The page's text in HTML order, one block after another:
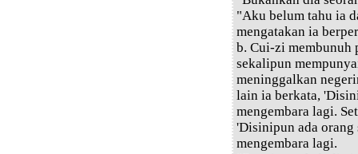
"Aku belum tahu ia
mengatakan ia
b. Cui-zi membunuh
sekalipun
meninggalkan
lain ia berkata,
mengembara lagi.
'Disinipun ada orang
mengembara lagi.